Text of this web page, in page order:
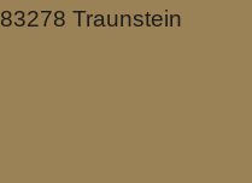
83278 Traunstein